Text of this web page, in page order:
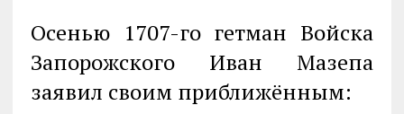
Осенью 1707-го гетман Войска
Запорожского Иван Мазепа
заявил своим приближённым: